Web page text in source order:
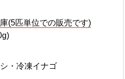
(5匹単位での販売です)
・冷凍イナゴ